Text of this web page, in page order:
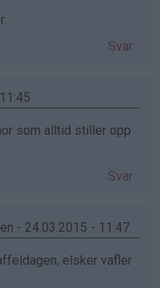
Svar
som alltid stiller opp
Svar
- 24.03.2015 - 11:47
elsker vafler